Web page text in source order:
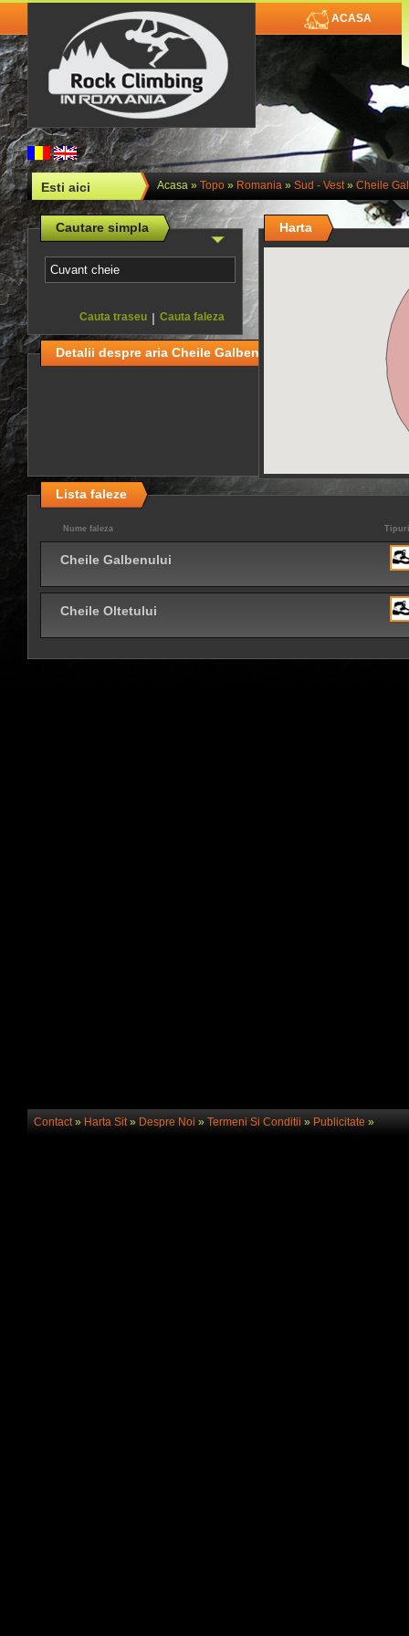
ACASA
Esti aici Acasa» Topo» Romania» Sud - Vest» Cheile
Cautare simpla
Cauta faleza
|
Cauta traseu
Harta
Detalii despre aria Cheile Galbenului si Cheile Oltetului
Lista faleze
Nume faleza
Cheile Galbenului
Cheile Oltetului
Contact» Harta Sit» Despre Noi » Termeni Si Conditii » Publicitate»